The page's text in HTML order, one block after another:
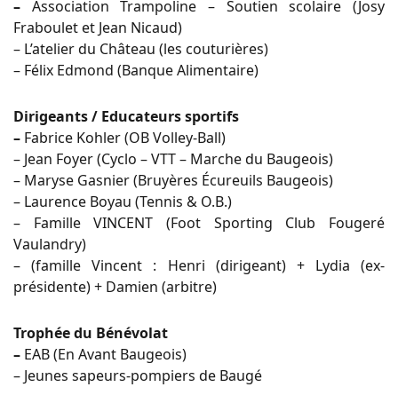
– Association Trampoline – Soutien scolaire (Josy
Fraboulet et Jean Nicaud)
– L’atelier du Château (les couturières)
– Félix Edmond (Banque Alimentaire)
Dirigeants / Educateurs sportifs
– Fabrice Kohler (OB Volley-Ball)
– Jean Foyer (Cyclo – VTT – Marche du Baugeois)
– Maryse Gasnier (Bruyères Écureuils Baugeois)
– Laurence Boyau (Tennis & O.B.)
– Famille VINCENT (Foot Sporting Club Fougeré
Vaulandry)
– (famille Vincent : Henri (dirigeant) + Lydia (ex-
présidente) + Damien (arbitre)
Trophée du Bénévolat
– EAB (En Avant Baugeois)
– Jeunes sapeurs-pompiers de Baugé